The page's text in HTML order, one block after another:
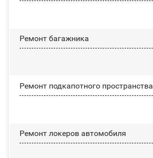
Ремонт багажника
Ремонт подкапотного пространства
Ремонт лoĸepoв автомобиля